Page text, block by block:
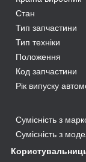
Стан
Тип запчастини
Тип техніки
Положення
Код запчастини
Рік випуску
Сумісність з
Сумісність з